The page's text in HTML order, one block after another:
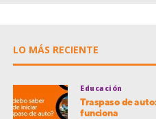
LO MÁS RECIENTE
Educación
Traspaso de
funciona